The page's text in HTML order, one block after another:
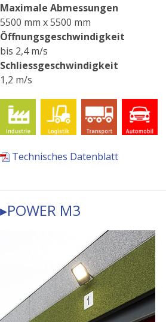
Maximale Abmessungen
5500 mm x 5500 mm
Öffnungsgeschwindigkeit
bis 2,4 m/s
Schliessgeschwindigkeit
1,2 m/s
Technisches Datenblatt
▸POWER M3